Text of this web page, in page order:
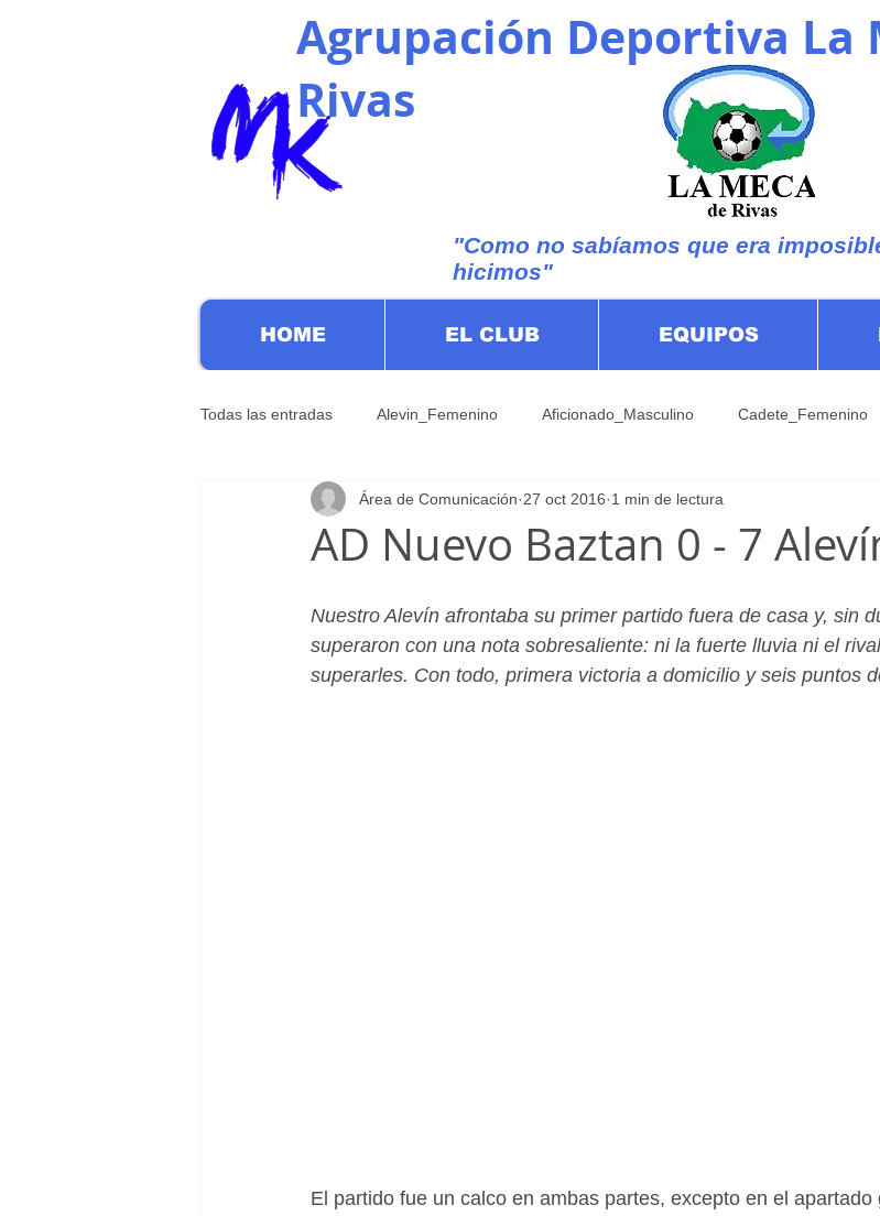
Agrupación Deportiva La
Rivas
"Como no sabíamos que era
hicimos"
HOME EL CLUB EQUIPOS
Todas las entradas Alevin_Femenino Aficionado_Masculino Cadete_Femenino
Infantil_Femenino Patrocinadores Juvenil_Femenino
AD Nuevo Baztan 0 - 7
Área de Comunicación 27 oct 2016 1 min de lectura
Nuestro Alevín afrontaba su primer partido fuera de casa y, sin
superaron con una nota sobresaliente: ni la fuerte lluvia ni el
superarles. Con todo, primera victoria a domicilio y seis puntos
El partido fue un calco en ambas partes, excepto en el